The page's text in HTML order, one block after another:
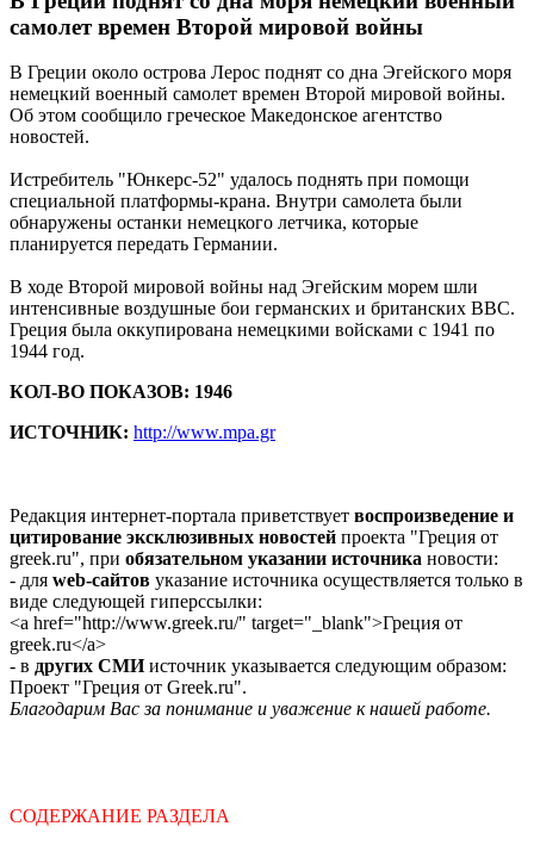
самолет времен Второй мировой войны
В Греции около острова Лерос поднят со дна Эгейского моря
немецкий военный самолет времен Второй мировой войны.
Об этом сообщило греческое Македонское агентство
новостей.
Истребитель "Юнкерс-52" удалось поднять при помощи
специальной платформы-крана. Внутри самолета были
обнаружены останки немецкого летчика, которые
планируется передать Германии.
В ходе Второй мировой войны над Эгейским морем шли
интенсивные воздушные бои германских и британских ВВС.
Греция была оккупирована немецкими войсками с 1941 по
1944 год.
КОЛ-ВО ПОКАЗОВ: 1946
ИСТОЧНИК: http://www.mpa.gr
Редакция интернет-портала приветствует воспроизведение и
цитирование эксклюзивных новостей проекта "Греция от
greek.ru", при обязательном указании источника новости:
- для web-сайтов указание источника осуществляется только в
виде следующей гиперссылки:
<a href="http://www.greek.ru/" target="_blank">Греция от
greek.ru</a>
- в других СМИисточник указывается следующим образом:
Проект "Греция от Greek.ru".
Благодарим Вас за понимание и уважение к нашей работе.
СОДЕРЖАНИЕ РАЗДЕЛА